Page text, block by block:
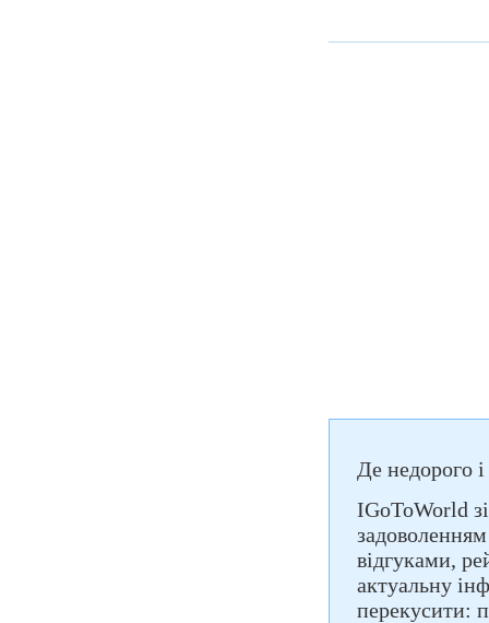
Де недорого
IGoToWorld
відгуками,
актуальну
перекусити: